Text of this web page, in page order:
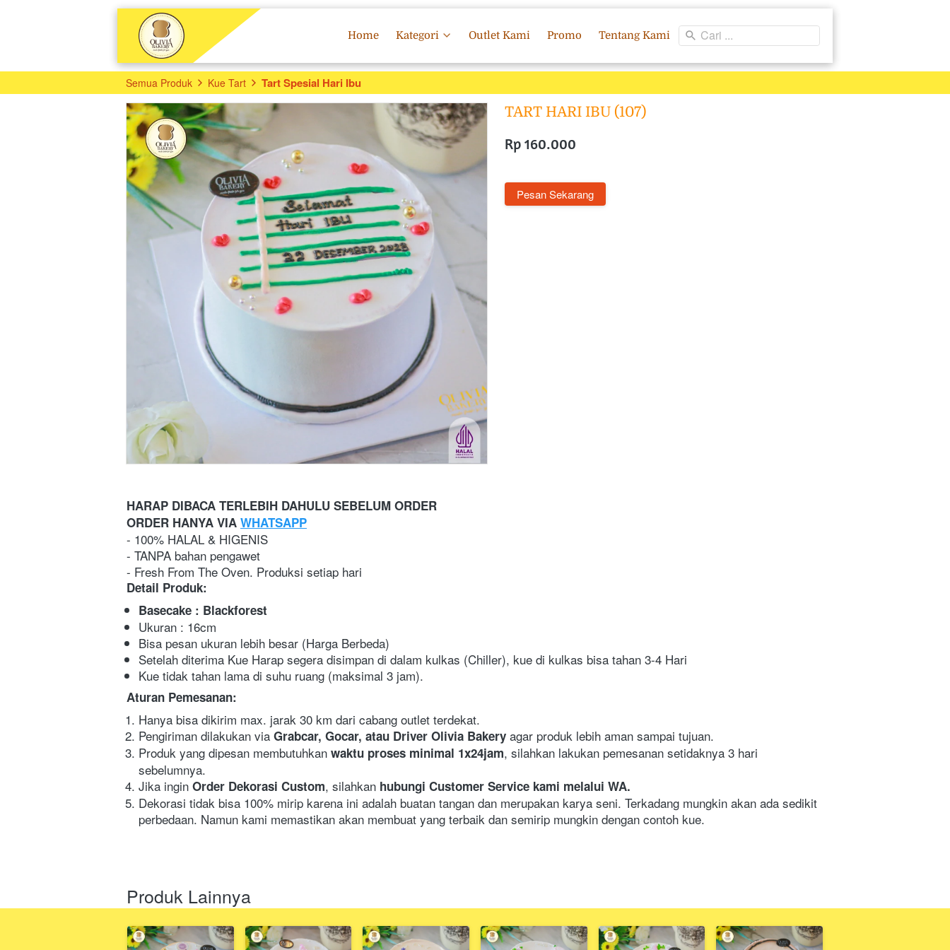
Home Kategori Outlet Kami Promo Tentang Kami Cari ...
Semua Produk Kue Tart Tart Spesial Hari Ibu
TART HARI IBU (107)
Rp 160.000
`Pesan Sekarang
HARAP DIBACA TERLEBIH DAHULU SEBELUM ORDER
ORDER HANYA VIA WHATSAPP
- 100% HALAL & HIGENIS
- TANPA bahan pengawet
- Fresh From The Oven. Produksi setiap hari
Detail Produk:
Basecake : Blackforest
Ukuran : 16cm
Bisa pesan ukuran lebih besar (Harga Berbeda)
Setelah diterima Kue Harap segera disimpan di dalam kulkas (Chiller), kue di kulkas bisa tahan 3-4 Hari
Kue tidak tahan lama di suhu ruang (maksimal 3 jam).
Aturan Pemesanan:
Hanya bisa dikirim max. jarak 30 km dari cabang outlet terdekat.
Pengiriman dilakukan via Grabcar, Gocar, atau Driver Olivia Bakery agar produk lebih aman sampai tujuan.
Produk yang dipesan membutuhkan waktu proses minimal 1x24jam, silahkan lakukan pemesanan setidaknya 3 hari
sebelumnya.
Jika ingin Order Dekorasi Custom, silahkan hubungi Customer Service kami melalui WA.
Dekorasi tidak bisa 100% mirip karena ini adalah buatan tangan dan merupakan karya seni. Terkadang mungkin akan ada sedikit
perbedaan. Namun kami memastikan akan membuat yang terbaik dan semirip mungkin dengan contoh kue.
Produk Lainnya